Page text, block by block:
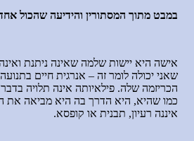
במבט מתוך המסתורין והידיעה שהכול
אישה היא יישות שלמה שאינה ניתנת
שאני יכולה לומר זה – אנרגית חיים
הכריזמה שלה. פילאיותה אינה תלויה
כמו שהיא, היא הדרך בה היא מביאה את
איננה רעיון, תבנית או קופסא.